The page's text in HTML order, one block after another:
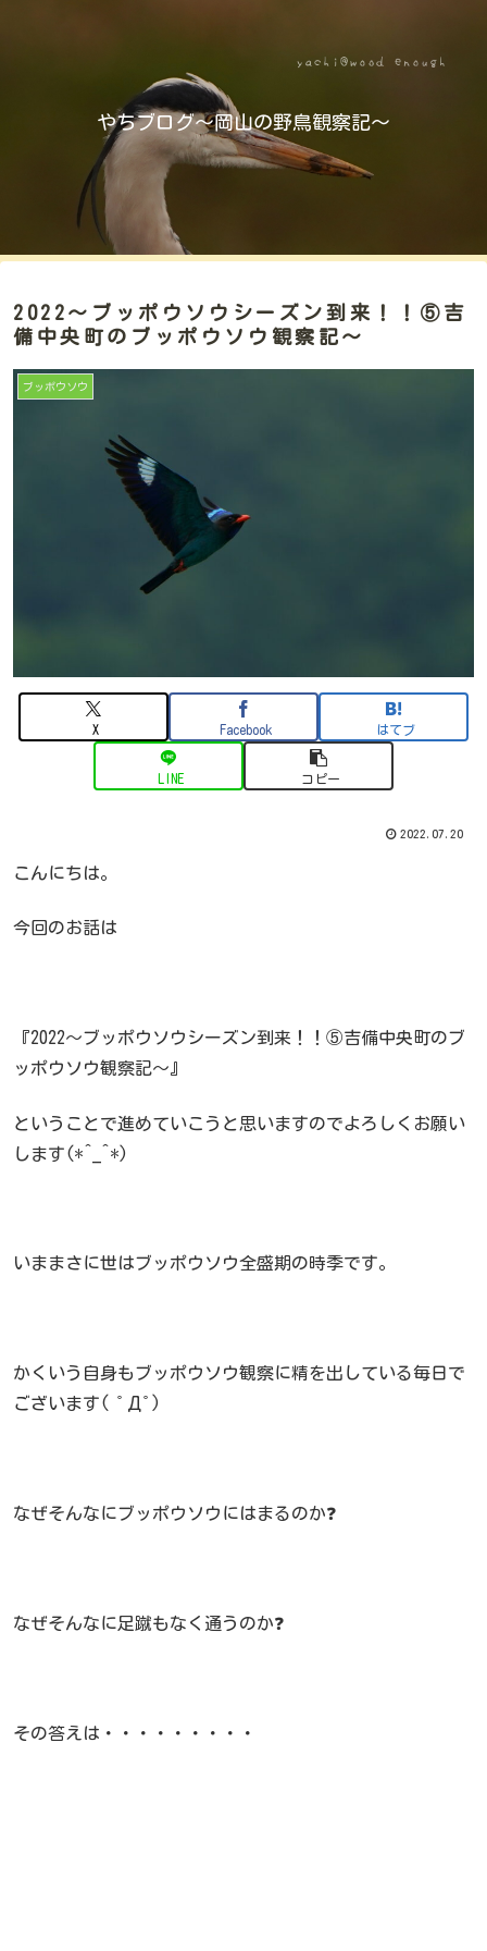
やちブログ～岡山の野鳥観察記～
2022～ブッポウソウシーズン到来！！⑤吉
備中央町のブッポウソウ観察記～
ブッポウソウ
X Facebook はてブ
LINE コピー
2022.07.20
こんにちは。
今回のお話は
『2022～ブッポウソウシーズン到来！！⑤吉備中央町のブ
ッポウソウ観察記～』
ということで進めていこうと思いますのでよろしくお願い
します(*^_^*)
いままさに世はブッポウソウ全盛期の時季です。
かくいう自身もブッポウソウ観察に精を出している毎日で
ございます( ﾟДﾟ)
なぜそんなにブッポウソウにはまるのか❓
なぜそんなに足蹴もなく通うのか❓
その答えは・・・・・・・・・